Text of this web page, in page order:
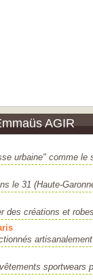
AGIR
urbaine" comme le
le 31 (Haute-
des créations et
sportwears